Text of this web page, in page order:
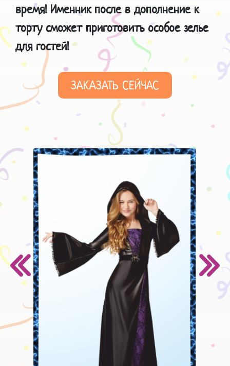
время! Именник после в дополнение к
торту сможет приготовить особое зелье
для гостей!
ЗАКАЗАТЬ СЕЙЧАС